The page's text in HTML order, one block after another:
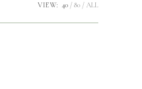
VIEW: 40 80 ALL